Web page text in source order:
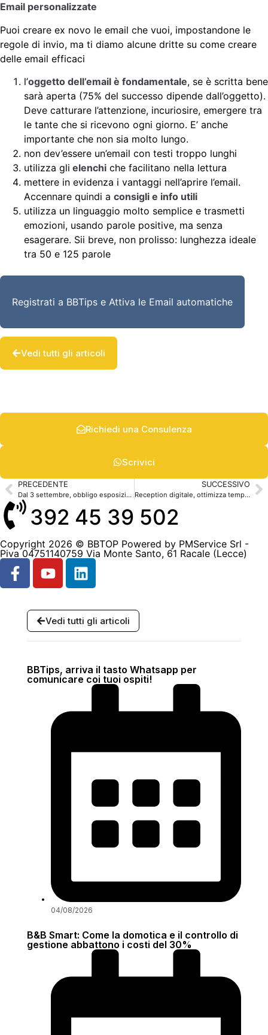
Email personalizzate
Puoi creare ex novo le email che vuoi, impostandone le
regole di invio, ma ti diamo alcune dritte su come creare
delle email efficaci
l’oggetto dell’email è fondamentale, se è scritta bene
sarà aperta (75% del successo dipende dall’oggetto).
Deve catturare l’attenzione, incuriosire, emergere tra
le tante che si ricevono ogni giorno. E’ anche
importante che non sia molto lungo.
non dev’essere un’email con testi troppo lunghi
utilizza gli elenchi che facilitano nella lettura
mettere in evidenza i vantaggi nell’aprire l’email.
Accennare quindi a consigli e info utili
utilizza un linguaggio molto semplice e trasmetti
emozioni, usando parole positive, ma senza
esagerare. Sii breve, non prolisso: lunghezza ideale
tra 50 e 125 parole
Registrati a BBTips e Attiva le Email automatiche
Vedi tutti gli articoli
Richiedi una Consulenza
Scrivici
PRECEDENTE
Dal 3 settembre, obbligo esposizione codice CIN/CIR per le strutture ricettive
SUCCESSIVO
Reception digitale, ottimizza tempi e costi della tua struttura ricettiva
392 45 39 502
Copyright 2026 © BBTOP Powered by PMService Srl -
Piva 04751140759 Via Monte Santo, 61 Racale (Lecce)
Vedi tutti gli articoli
BBTips, arriva il tasto Whatsapp per
comunicare coi tuoi ospiti!
04/08/2026
B&B Smart: Come la domotica e il controllo di
gestione abbattono i costi del 30%